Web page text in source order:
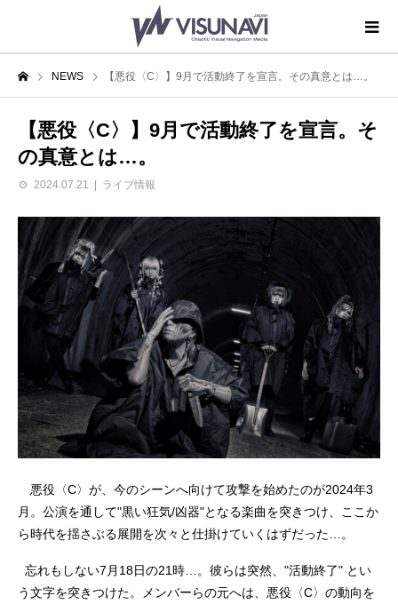
NEWS 【悪役〈C〉】9月で活動終了を宣言。その真意とは…。
【悪役〈C〉】9月で活動終了を宣言。そ
の真意とは…。
2024.07.21 ライブ情報
悪役〈C〉が、今のシーンへ向けて攻撃を始めたのが2024年3
月。公演を通して"黒い狂気/凶器"となる楽曲を突きつけ、ここか
ら時代を揺さぶる展開を次々と仕掛けていくはずだった…。
忘れもしない7月18日の21時…。彼らは突然、"活動終了" とい
う文字を突きつけた。メンバーらの元へは、悪役〈C〉の動向を